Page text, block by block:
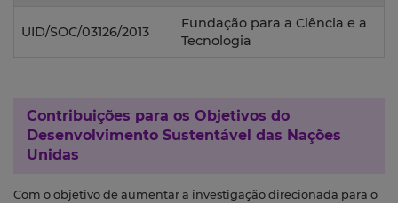
UID/SOC/03126/2013
Fundação para a Ciência e a
Tecnologia
Contribuições para os Objetivos do
Desenvolvimento Sustentável das Nações
Unidas
Com o objetivo de aumentar a investigação direcionada para o